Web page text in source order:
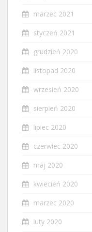
marzec 2021
styczeń 2021
grudzień 2020
listopad 2020
wrzesień 2020
sierpień 2020
lipiec 2020
czerwiec 2020
maj 2020
kwiecień 2020
marzec 2020
luty 2020